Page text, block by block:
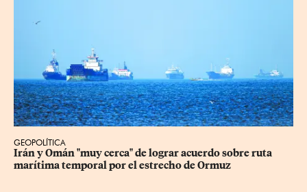
GEOPOLÍTICA
Irán y Omán "muy cerca" de lograr acuerdo sobre ruta
marítima temporal por el estrecho de Ormuz